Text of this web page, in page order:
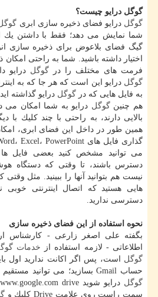
گوگل درایو چیست؟
گوگل درایو فضای ذخیره سازی ابری
شما نمایش می دهد؛ فقط با داشتن یك
گیگ فضای بلاعوض برای ذخیره سازی
اختیار داشته باشید. شما به راحتی امكان
فرمت های مختلف را در گوگل درایو
گوگل درایو این است كه هر جا كه به
به فایل هایی كه در گوگل درایو گذاشته
هم چنینگوگل درایو به شما امكان
بالایی دارند، به راحتی با چند كلیك با
همین طور در داخل این فضای ابری،
می توانید مشخص كنید بعضی فایل
دسترس باشند، تا وقتی كه دستگاه
نیست هم بتوانید آنها را ببینید. مثل
هایی هستید كه اتصال اینترنتی خوبی
دسترسی ندارید.
نحوه استفاده از این فضای ذخیره سازی
بگفته علی اصغر زارعی - كارشناس
اطلاعاتی - لازمه استفاده از خدمات
گوگل است، پس اگر اكانت ندارید اول
حساب Gmail بسازید؛ می توانید مستقیم به این آدرس بروید و وارد
گوگل درایو شوید www.google.com drive یا در صفحه
سمت راست روی علامت Drive كلیك و